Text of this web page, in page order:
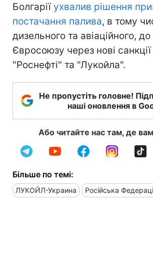
Болгаріїухвалив рішення
постачання палива, в тому
дизельного та авіаційного, до
Євросоюзу через нові
"Роснефті" та "Лукойла".
Не пропустіть головне!
наші оновлення в
Або читайте нас там, де
Більше по темі:
ЛУКОЙЛ-Украина Російська